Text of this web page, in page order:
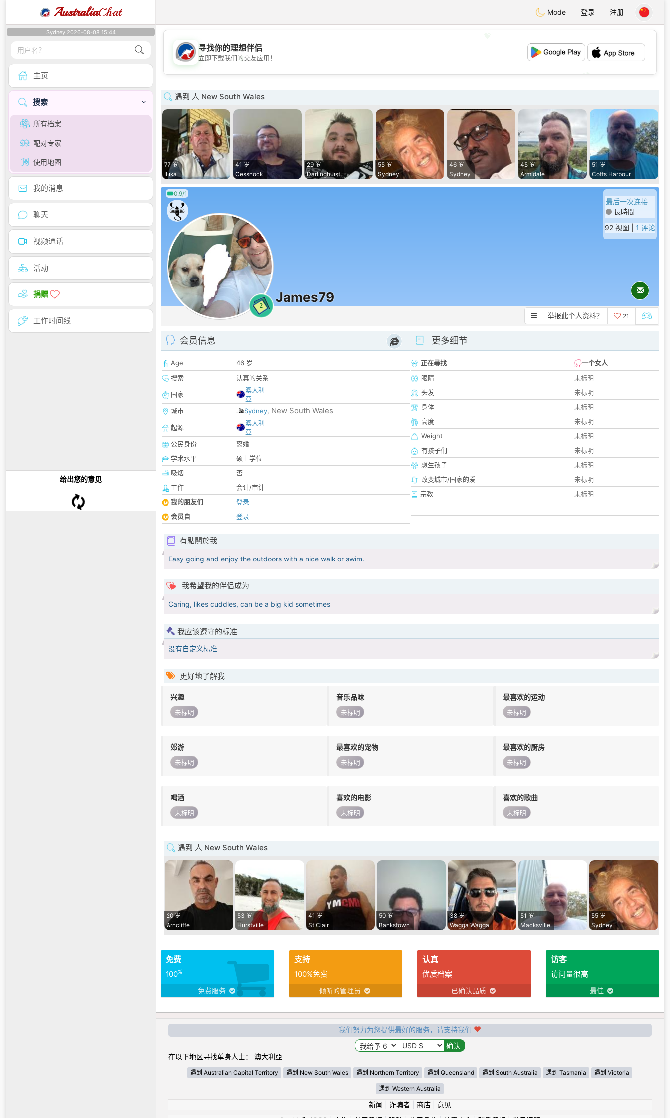
AustraliaChat Mode 登录 注册
Sydney 2026-08-08 15:44
主页
搜索
所有档案
配对专家
使用地图
我的消息
聊天
视频通话
活动
捐赠
工作时间线
给出您的意见
💖
💕
寻找你的理想伴侣
立即下载我们的交友应用！
遇到 人 New South Wales
77 岁
Iluka
41 岁
Cessnock
29 岁
Darlinghurst
55 岁
Sydney
46 岁
Sydney
45 岁
Armidale
51 岁
Coffs Harbour
0.9/1
2
James79
最后一次连接
長時間
92 视图 | 1 评论
举报此个人资料？ 21
会员信息
Age
46 岁
搜索
认真的关系
国家
澳大利
亞
城市
Sydney, New South Wales
起源
澳大利
亞
公民身份
离婚
学术水平
硕士学位
吸烟
否
工作
会计/审计
我的朋友们
登录
会员自
登录
更多细节
正在尋找
一个女人
眼睛
未标明
头发
未标明
身体
未标明
高度
未标明
Weight
未标明
有孩子们
未标明
想生孩子
未标明
改变城市/国家的爱
未标明
宗教
未标明
有點關於我
Easy going and enjoy the outdoors with a nice walk or swim.
我希望我的伴侣成为
Caring, likes cuddles, can be a big kid sometimes
我应该遵守的标准
没有自定义标准
更好地了解我
兴趣
未标明
音乐品味
未标明
最喜欢的运动
未标明
郊游
未标明
最喜欢的宠物
未标明
最喜欢的厨房
未标明
喝酒
未标明
喜欢的电影
未标明
喜欢的歌曲
未标明
遇到 人 New South Wales
20 岁
Arncliffe
53 岁
Hurstville
41 岁
St Clair
50 岁
Bankstown
38 岁
Wagga Wagga
51 岁
Macksville
55 岁
Sydney
免费
100%
免费服务
支持
100%免费
倾听的管理员
认真
优质档案
已确认品质
访客
访问量很高
最佳
我们努力为您提供最好的服务，请支持我们
在以下地区寻找单身人士： 澳大利亞
遇到 Australian Capital Territory 遇到 New South Wales 遇到 Northern Territory 遇到 Queensland 遇到 South Australia 遇到 Tasmania 遇到 Victoria
遇到 Western Australia
新闻 诈骗者| 商店| 意见